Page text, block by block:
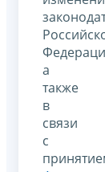
а
также
в
связи
с